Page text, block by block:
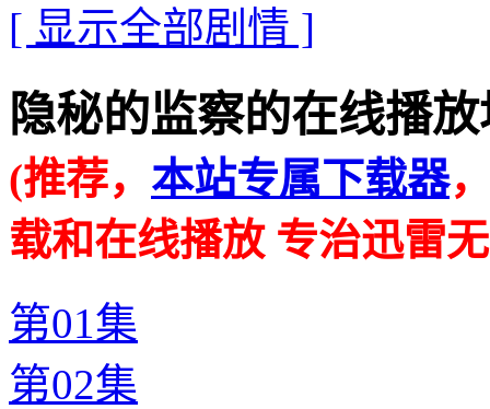
[ 显示全部剧情 ]
隐秘的监察的在线播放
(推荐， 本站专属下载器
载和在线播放 专治迅雷
第01集
第02集